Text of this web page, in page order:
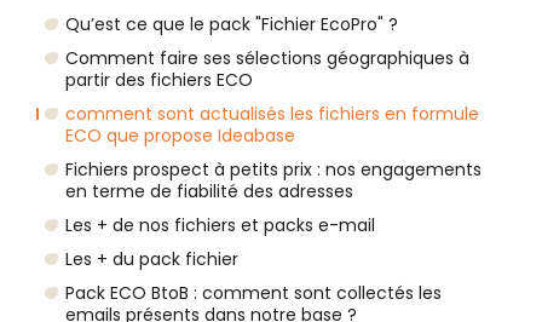
Qu’est ce que le pack "Fichier EcoPro" ?
Comment faire ses sélections géographiques à
partir des fichiers ECO
comment sont actualisés les fichiers en formule
ECO que propose Ideabase
Fichiers prospect à petits prix : nos engagements
en terme de fiabilité des adresses
Les + de nos fichiers et packs e-mail
Les + du pack fichier
Pack ECO BtoB : comment sont collectés les
emails présents dans notre base ?